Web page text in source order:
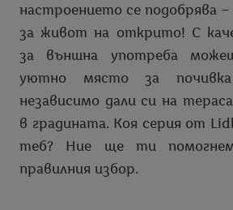
настроението се подобрява
за живот на открито! С
за външна употреба
уютно място за
независимо дали си на
в градината. Коя серия от
теб? Ние ще ти
правилния избор.